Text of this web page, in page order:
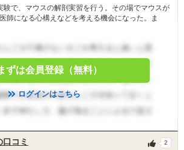
験で、マウスの解剖実習を行う。その場でマウスが
師になる心構えなどを考える機会になった。ま
ずは会員登録（無料）
ログインはこちら
コミ 2